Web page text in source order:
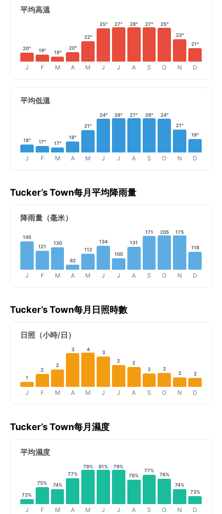
平均高溫
20°
J
19°
F
19°
M
20°
A
22°
M
25°
J
27°
J
28°
A
27°
S
25°
O
23°
N
21°
D
平均低溫
18°
J
17°
F
17°
M
18°
A
21°
M
24°
J
26°
J
27°
A
26°
S
24°
O
21°
N
19°
D
Tucker’s Town每月平均降雨量
降雨量（毫米）
145
J
121
F
130
M
82
A
112
M
134
J
100
J
131
A
171
S
205
O
175
N
118
D
Tucker’s Town每月日照時數
日照（小時/日）
1
J
2
F
2
M
3
A
4
M
3
J
2
J
2
A
2
S
2
O
2
N
2
D
Tucker’s Town每月濕度
平均濕度
73%
J
75%
F
74%
M
77%
A
79%
M
81%
J
79%
J
76%
A
77%
S
76%
O
74%
N
73%
D